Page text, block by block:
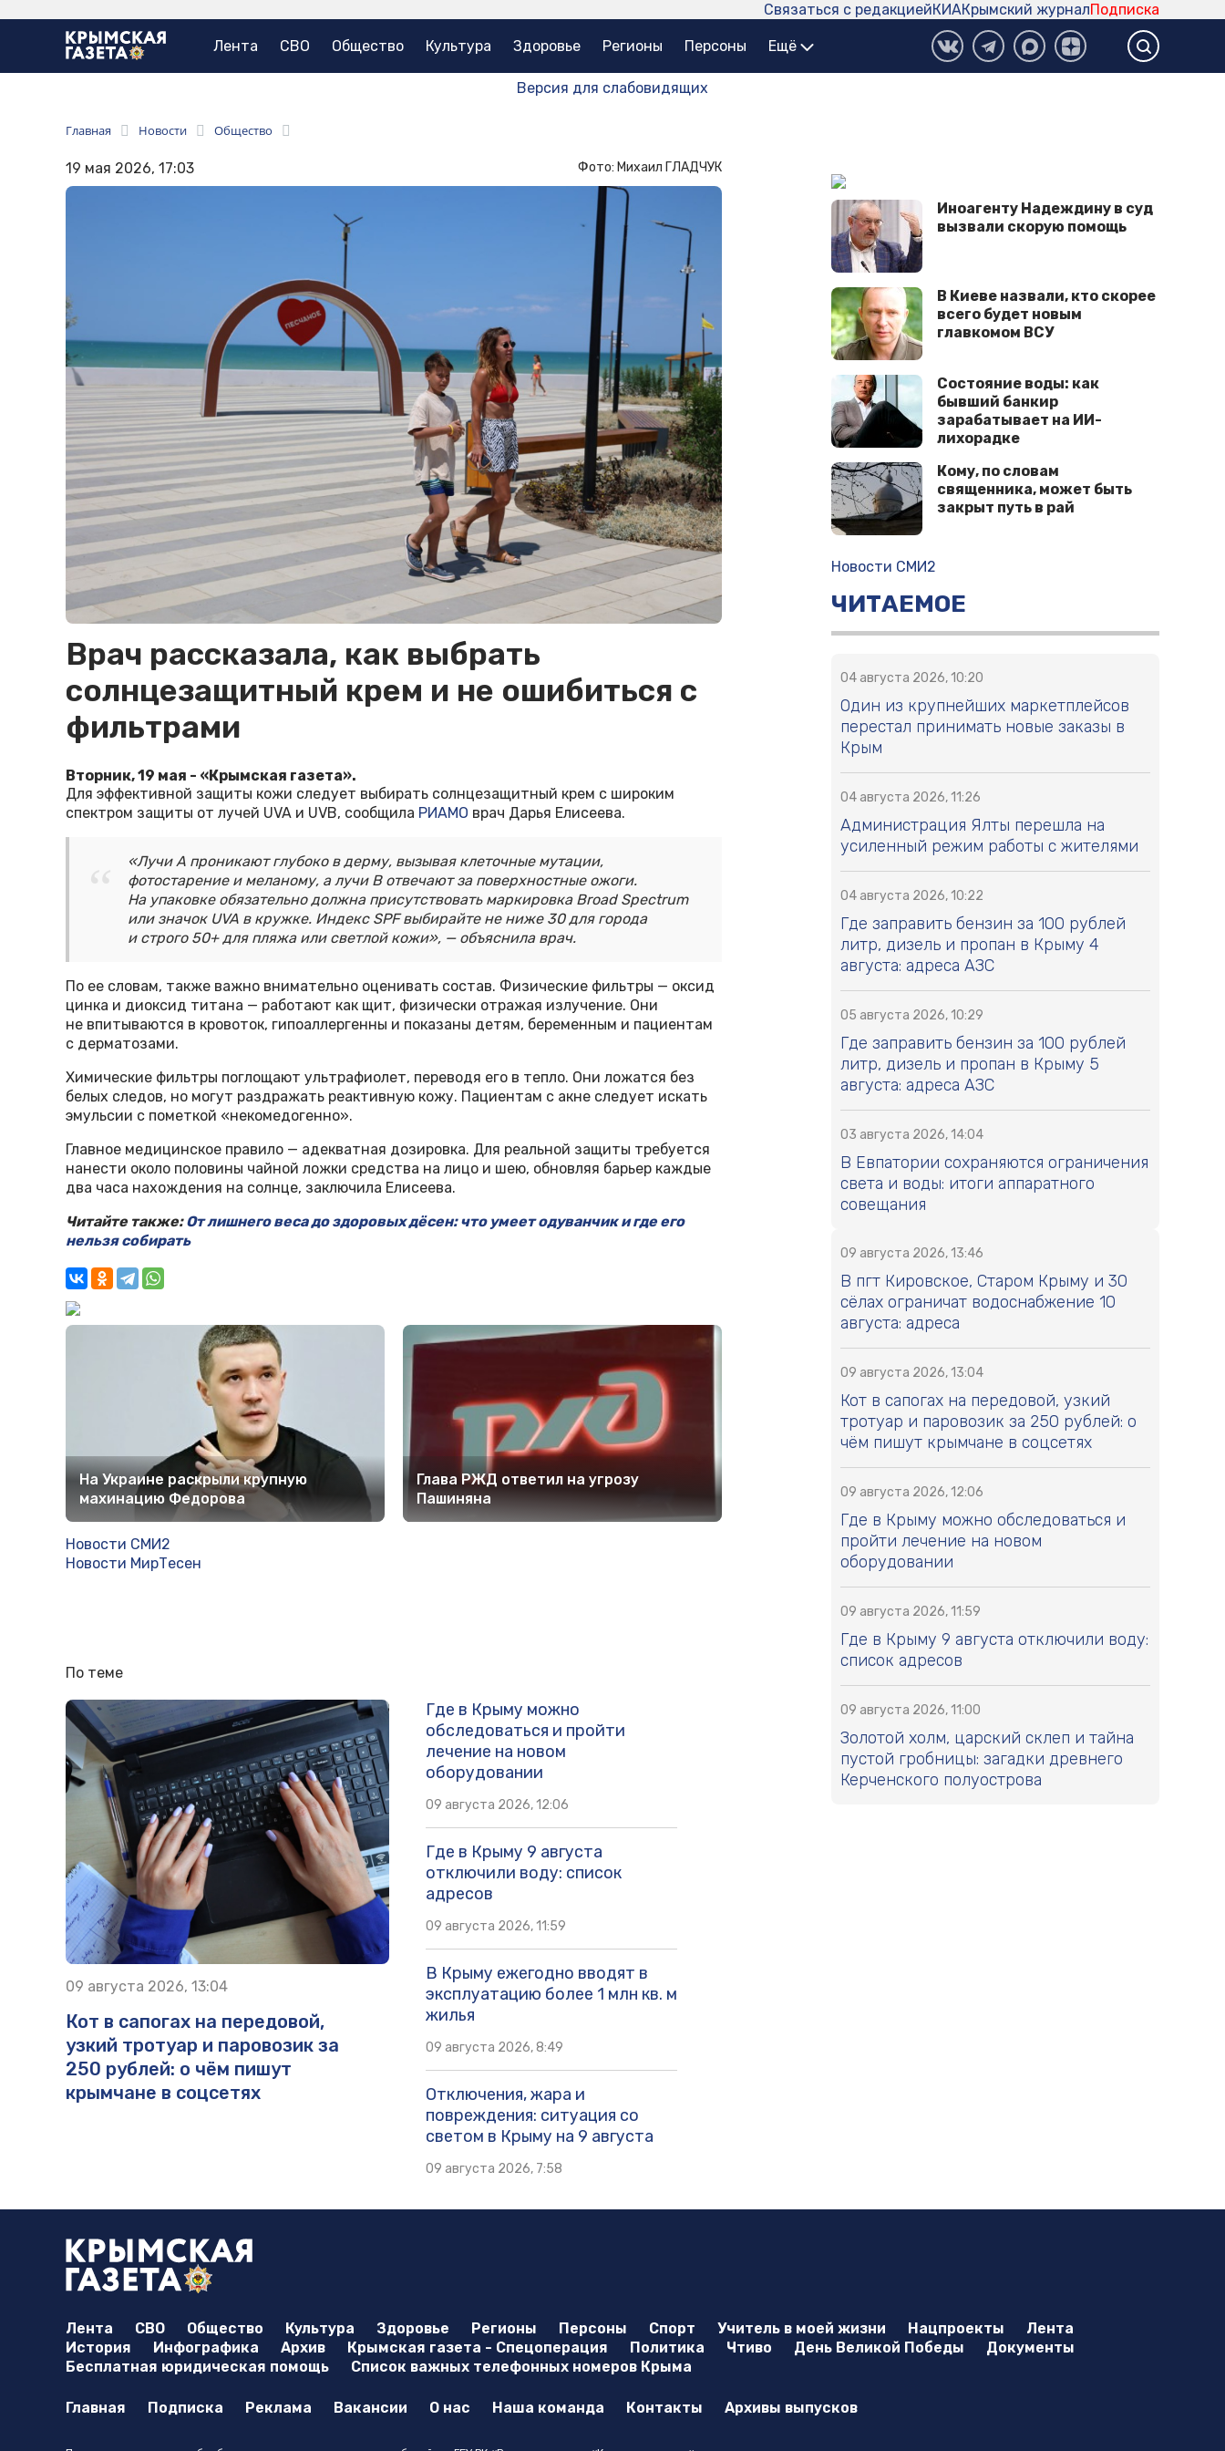
Подписка
Крымский журнал
КИА
Связаться с редакцией
Лента СВО Общество Культура Здоровье Регионы Персоны Ещё
Версия для слабовидящих
Главная Новости Общество
19 мая 2026, 17:03 Фото: Михаил ГЛАДЧУК
Врач рассказала, как выбрать
солнцезащитный крем и не ошибиться с
фильтрами
Вторник, 19 мая - «Крымская газета».
Для эффективной защиты кожи следует выбирать солнцезащитный крем с широким
спектром защиты от лучей UVA и UVB, сообщила РИАМО врач Дарья Елисеева.
«Лучи А проникают глубоко в дерму, вызывая клеточные мутации,
фотостарение и меланому, а лучи В отвечают за поверхностные ожоги.
На упаковке обязательно должна присутствовать маркировка Broad Spectrum
или значок UVA в кружке. Индекс SPF выбирайте не ниже 30 для города
и строго 50+ для пляжа или светлой кожи», — объяснила врач.
По ее словам, также важно внимательно оценивать состав. Физические фильтры — оксид
цинка и диоксид титана — работают как щит, физически отражая излучение. Они
не впитываются в кровоток, гипоаллергенны и показаны детям, беременным и пациентам
с дерматозами.
Химические фильтры поглощают ультрафиолет, переводя его в тепло. Они ложатся без
белых следов, но могут раздражать реактивную кожу. Пациентам с акне следует искать
эмульсии с пометкой «некомедогенно».
Главное медицинское правило — адекватная дозировка. Для реальной защиты требуется
нанести около половины чайной ложки средства на лицо и шею, обновляя барьер каждые
два часа нахождения на солнце, заключила Елисеева.
Читайте также:От лишнего веса до здоровых дёсен: что умеет одуванчик и где его
нельзя собирать
На Украине раскрыли крупную
махинацию Федорова
Глава РЖД ответил на угрозу
Пашиняна
Новости СМИ2
Новости МирТесен
По теме
09 августа 2026, 13:04
Кот в сапогах на передовой,
узкий тротуар и паровозик за
250 рублей: о чём пишут
крымчане в соцсетях
Где в Крыму можно
обследоваться и пройти
лечение на новом
оборудовании
09 августа 2026, 12:06
Где в Крыму 9 августа
отключили воду: список
адресов
09 августа 2026, 11:59
В Крыму ежегодно вводят в
эксплуатацию более 1 млн кв. м
жилья
09 августа 2026, 8:49
Отключения, жара и
повреждения: ситуация со
светом в Крыму на 9 августа
09 августа 2026, 7:58
Иноагенту Надеждину в суд
вызвали скорую помощь
В Киеве назвали, кто скорее
всего будет новым
главкомом ВСУ
Состояние воды: как
бывший банкир
зарабатывает на ИИ-
лихорадке
Кому, по словам
священника, может быть
закрыт путь в рай
Новости СМИ2
ЧИТАЕМОЕ
04 августа 2026, 10:20
Один из крупнейших маркетплейсов
перестал принимать новые заказы в
Крым
04 августа 2026, 11:26
Администрация Ялты перешла на
усиленный режим работы с жителями
04 августа 2026, 10:22
Где заправить бензин за 100 рублей
литр, дизель и пропан в Крыму 4
августа: адреса АЗС
05 августа 2026, 10:29
Где заправить бензин за 100 рублей
литр, дизель и пропан в Крыму 5
августа: адреса АЗС
03 августа 2026, 14:04
В Евпатории сохраняются ограничения
света и воды: итоги аппаратного
совещания
09 августа 2026, 13:46
В пгт Кировское, Старом Крыму и 30
сёлах ограничат водоснабжение 10
августа: адреса
09 августа 2026, 13:04
Кот в сапогах на передовой, узкий
тротуар и паровозик за 250 рублей: о
чём пишут крымчане в соцсетях
09 августа 2026, 12:06
Где в Крыму можно обследоваться и
пройти лечение на новом
оборудовании
09 августа 2026, 11:59
Где в Крыму 9 августа отключили воду:
список адресов
09 августа 2026, 11:00
Золотой холм, царский склеп и тайна
пустой гробницы: загадки древнего
Керченского полуострова
Лента СВО Общество Культура Здоровье Регионы Персоны Спорт Учитель в моей жизни Нацпроекты
Лента
История
Инфографика Архив Крымская газета - Спецоперация Политика Чтиво День Великой Победы
Документы
Бесплатная юридическая помощь
Список важных телефонных номеров Крыма
Главная Подписка Реклама Вакансии О нас Наша команда Контакты Архивы выпусков